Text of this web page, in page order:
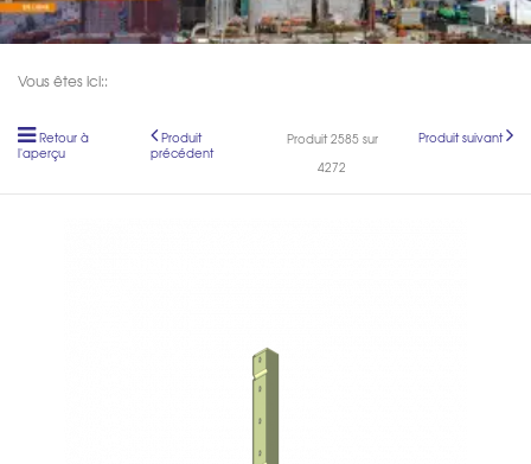
Vous êtes ici::
Retour à
l'aperçu
Produit
précédent
Produit 2585 sur
4272
Produit suivant